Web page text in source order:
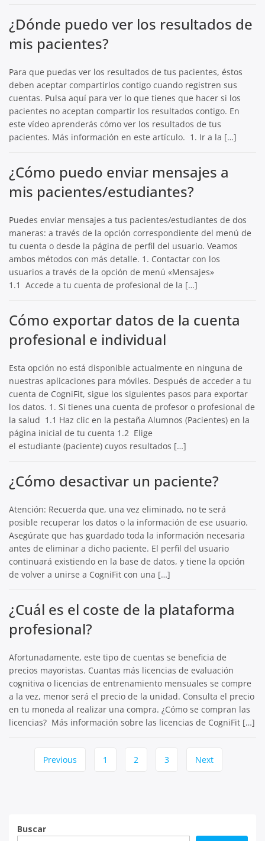
¿Dónde puedo ver los resultados de
mis pacientes?
Para que puedas ver los resultados de tus pacientes, éstos
deben aceptar compartirlos contigo cuando registren sus
cuentas. Pulsa aquí para ver lo que tienes que hacer si los
pacientes no aceptan compartir los resultados contigo. En
este vídeo aprenderás cómo ver los resultados de tus
pacientes. Más información en este artículo. 1. Ir a la […]
¿Cómo puedo enviar mensajes a
mis pacientes/estudiantes?
Puedes enviar mensajes a tus pacientes/estudiantes de dos
maneras: a través de la opción correspondiente del menú de
tu cuenta o desde la página de perfil del usuario. Veamos
ambos métodos con más detalle. 1. Contactar con los
usuarios a través de la opción de menú «Mensajes»
1.1 Accede a tu cuenta de profesional de la […]
Cómo exportar datos de la cuenta
profesional e individual
Esta opción no está disponible actualmente en ninguna de
nuestras aplicaciones para móviles. Después de acceder a tu
cuenta de CogniFit, sigue los siguientes pasos para exportar
los datos. 1. Si tienes una cuenta de profesor o profesional de
la salud 1.1 Haz clic en la pestaña Alumnos (Pacientes) en la
página inicial de tu cuenta 1.2 Elige
el estudiante (paciente) cuyos resultados […]
¿Cómo desactivar un paciente?
Atención: Recuerda que, una vez eliminado, no te será
posible recuperar los datos o la información de ese usuario.
Asegúrate que has guardado toda la información necesaria
antes de eliminar a dicho paciente. El perfil del usuario
continuará existiendo en la base de datos, y tiene la opción
de volver a unirse a CogniFit con una […]
¿Cuál es el coste de la plataforma
profesional?
Afortunadamente, este tipo de cuentas se beneficia de
precios mayoristas. Cuantas más licencias de evaluación
cognitiva o licencias de entrenamiento mensuales se compre
a la vez, menor será el precio de la unidad. Consulta el precio
en tu moneda al realizar una compra. ¿Cómo se compran las
licencias? Más información sobre las licencias de CogniFit […]
PagePrevious 1 2 3 Next
Buscar